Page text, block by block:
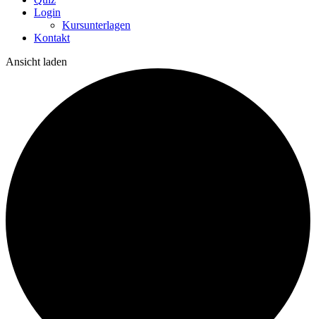
Login
Kursunterlagen
Kontakt
Ansicht laden